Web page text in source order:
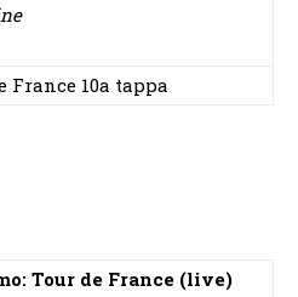
France 10a tappa
Tour de France (live)